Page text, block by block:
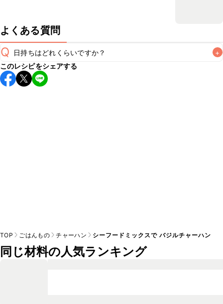
よくある質問
Q 日持ちはどれくらいですか？ +
保存期間は冷蔵で当日中が目安です。なるべくお早めにお召
し上がりください。
このレシピをシェアする
TOP ごはんもの チャーハン シーフードミックスで バジルチャーハン
同じ材料の人気ランキング